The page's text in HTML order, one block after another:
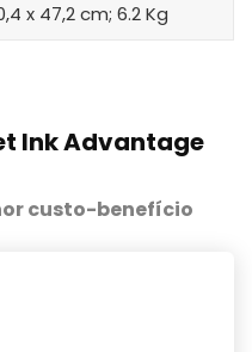
x 47,2 cm; 6.2 Kg
Ink Advantage
custo-benefício